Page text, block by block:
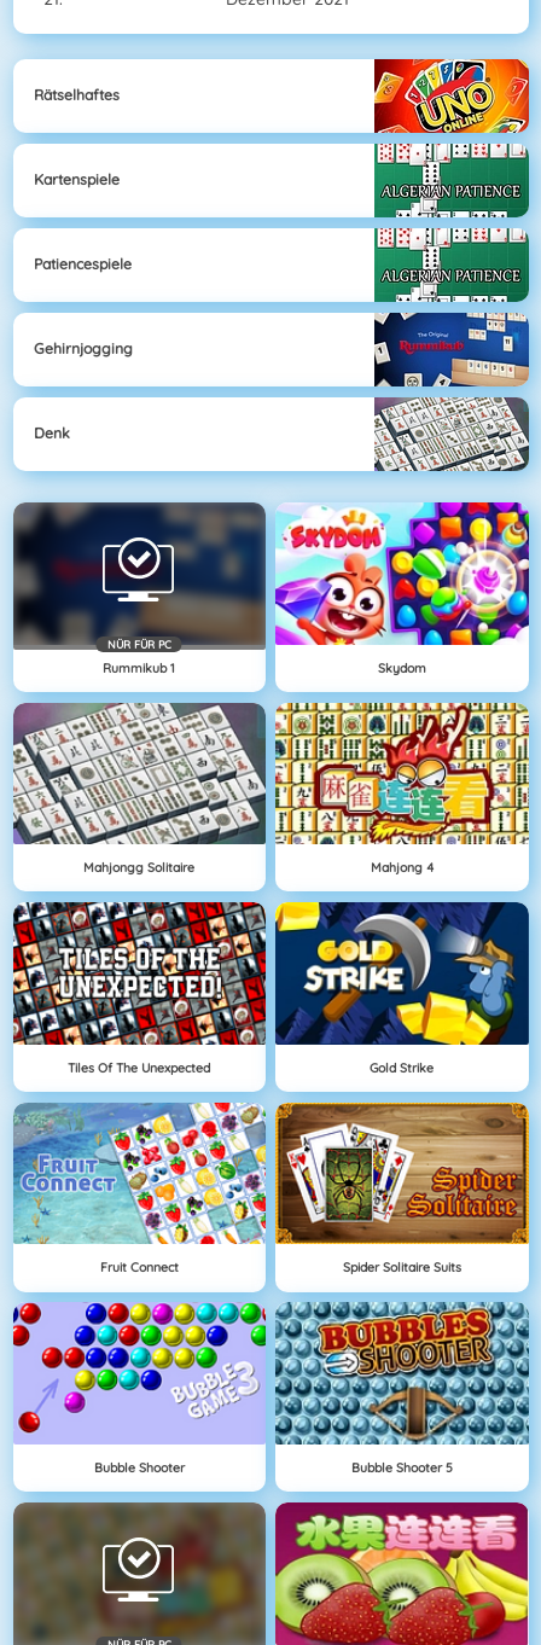
Rätselhaftes
Kartenspiele
Patiencespiele
Gehirnjogging
Denk
NÜR FÜR PC
Rummikub 1 Skydom
Mahjongg Solitaire Mahjong 4
Tiles Of The Unexpected Gold Strike
Fruit Connect Spider Solitaire Suits
Bubble Shooter Bubble Shooter 5